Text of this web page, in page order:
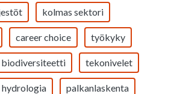
kolmas sektori
career choice työkyky
biodiversiteetti tekonivelet
hydrologia palkanlaskenta